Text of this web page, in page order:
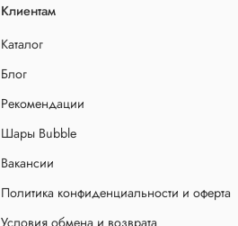
Клиентам
Каталог
Блог
Рекомендации
Шары Bubble
Вакансии
Политика конфиденциальности и оферта
Условия обмена и возврата